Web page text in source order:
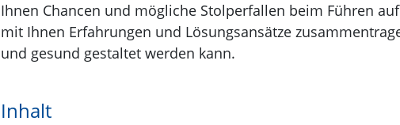
Ihnen Chancen und mögliche Stolperfallen beim Führen
mit Ihnen Erfahrungen und Lösungsansätze
und gesund gestaltet werden kann.
Inhalt